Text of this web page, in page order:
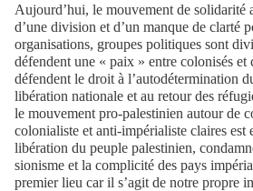
Aujourd’hui, le mouvement de solidarité
d’une division et d’un manque de clarté
organisations, groupes politiques sont
défendent une « paix » entre colonisés et
défendent le droit à l’autodétermination
libération nationale et au retour des
le mouvement pro-palestinien autour de
colonialiste et anti-impérialiste claires est
libération du peuple palestinien,
sionisme et la complicité des pays
premier lieu car il s’agit de notre propre